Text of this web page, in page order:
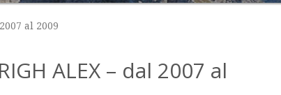
al 2009
ALEX – dal 2007 al